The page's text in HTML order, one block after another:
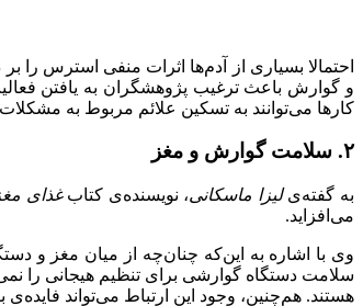
احتمالا بسیاری از آدم‌ها اثرات منفی استرس را
و گوارش باعث ترغیب پژوهشگران به یافتن
کارها می‌توانند به تسکین علائم مربوط به
۲. سلامت گوارش و مغز
به گفته‌یلیزا ماسکانی، نویسنده‌ی کتابغذای
می‌افزاید.
وی با اشاره‌ به این‌که چنان‌چه از میان مغز و
سلامت دستگاه گوارشی برای تنظیم هیجانی را
هستند. هم‌چنین، وجود این ارتباط می‌تواند فایده‌ی